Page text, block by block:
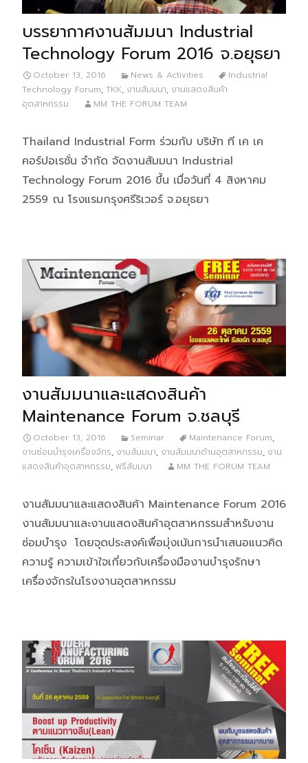
บรรยากาศงานสัมมนา Industrial
Technology Forum 2016 จ.อยุธยา
October 13, 2016 News & Activities
Industrial
Technology Forum TKK งานสัมมนา งานแสดงสินค้า
อุตสาหกรรม
MM THE FORUM TEAM
Thailand Industrial Form ร่วมกับ บริษัท ที เค เค
คอร์ปอเรชั่น จำกัด จัดงานสัมมนา Industrial
Technology Forum 2016 ขึ้น เมื่อวันที่ 4 สิงหาคม
2559 ณ โรงแรมกรุงศรีริเวอร์ จ.อยุธยา
งานสัมมนาและแสดงสินค้า
Maintenance Forum จ.ชลบุรี
October 13, 2016 Seminar Maintenance Forum,
งานซ่อมบำรุงเครื่องจักร, งานสัมมนา, งานสัมมนาด้านอุตสาหกรรม, งาน
แสดงสินค้าอุตสาหกรรม, ฟรีสัมมนา MM THE FORUM TEAM
งานสัมมนาและแสดงสินค้า Maintenance Forum 2016
งานสัมมนาและงานแสดงสินค้าอุตสาหกรรมสำหรับงาน
ซ่อมบำรุง โดยจุดประสงค์เพื่อมุ่งเน้นการนำเสนอแนวคิด
ความรู้ ความเข้าใจเกี่ยวกับเครื่องมืองานบำรุงรักษา
เครื่องจักรในโรงงานอุตสาหกรรม